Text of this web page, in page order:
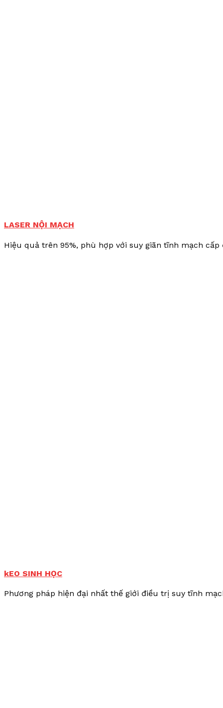
LASER NỘI MẠCH
Hiệu quả trên 95%, phù hợp với suy giãn tĩnh mạch cấp
kEO SINH HỌC
Phương pháp hiện đại nhất thế giới điều trị suy tĩnh